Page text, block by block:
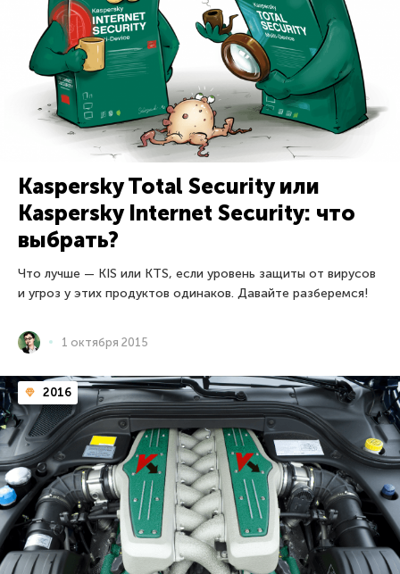
Kaspersky Total Security или
Kaspersky Internet Security: что
выбрать?
Что лучше — KIS или KTS, если уровень защиты от вирусов
и угроз у этих продуктов одинаков. Давайте разберемся!
1 октября 2015
2016